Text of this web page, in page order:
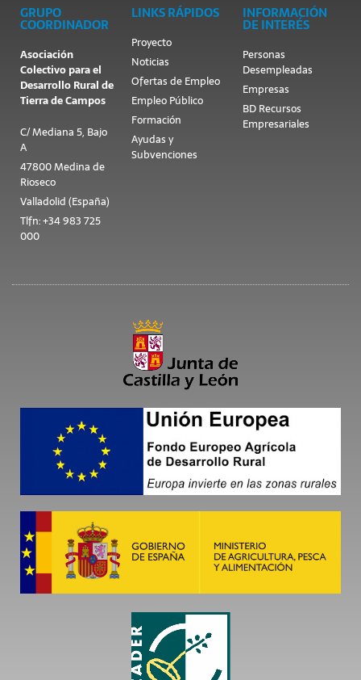
GRUPO
COORDINADOR
Asociación
Colectivo para el
Desarrollo Rural de
Tierra de Campos
C/ Mediana 5, Bajo
A
47800 Medina de
Rioseco
Valladolid (España)
Tlfn: +34 983 725
000
LINKS RÁPIDOS
Proyecto
Noticias
Ofertas de Empleo
Empleo Público
Formación
Ayudas y
Subvenciones
INFORMACIÓN
DE INTERÉS
Personas
Desempleadas
Empresas
BD Recursos
Empresariales